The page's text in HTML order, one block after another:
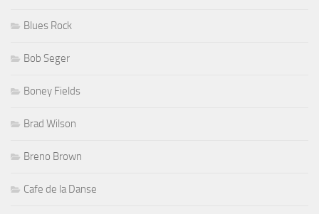
Blues Rock
Bob Seger
Boney Fields
Brad Wilson
Breno Brown
Cafe de la Danse